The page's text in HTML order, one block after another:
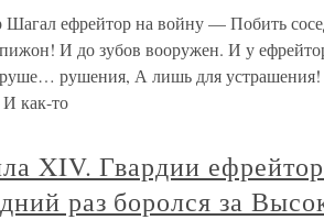
Шагал ефрейтор на войну — Побить
И до зубов вооружен. И у
рушения, А лишь для
как-то
XIV. Гвардии
раз боролся за